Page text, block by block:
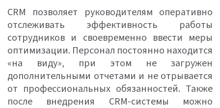
CRM позволяет руководителям оперативно
отслеживать эффективность работы
сотрудников и своевременно ввести меры
оптимизации. Персонал постоянно находится
«на виду», при этом не загружен
дополнительными отчетами и не отрывается
от профессиональных обязанностей. Также
после внедрения CRM-системы можно